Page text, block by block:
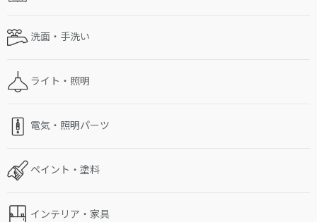
洗面・手洗い
ライト・照明
電気・照明パーツ
ペイント・塗料
インテリア・家具